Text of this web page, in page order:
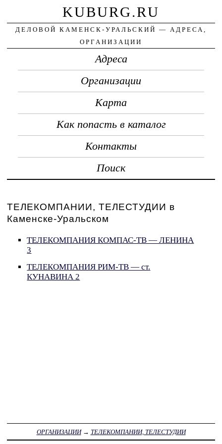
KUBURG.RU
ДЕЛОВОЙ КАМЕНСК-УРАЛЬСКИЙ — АДРЕСА,
ОРГАНИЗАЦИИ
Адреса
Организации
Карта
Как попасть в каталог
Контакты
Поиск
ТЕЛЕКОМПАНИИ, ТЕЛЕСТУДИИ в
Каменске-Уральском
ТЕЛЕКОМПАНИЯ КОМПАС-ТВ — ЛЕНИНА
3
ТЕЛЕКОМПАНИЯ РИМ-ТВ — ст.
КУНАВИНА 2
ОРГАНИЗАЦИИ→ ТЕЛЕКОМПАНИИ, ТЕЛЕСТУДИИ